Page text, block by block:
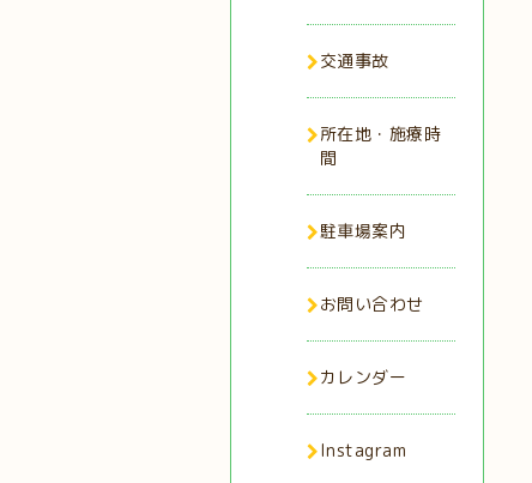
交通事故
所在地・施療時
間
駐車場案内
お問い合わせ
カレンダー
Instagram